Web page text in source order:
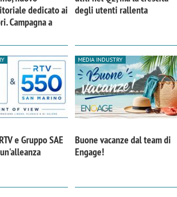
dedicato ai
Campagna a
degli utenti rallenta
e Gruppo SAE
MEDIA INDUSTRY
Buone vacanze dal team di
Engage!
Emanuele Viora di Deloitte Digital:
«La creatività resta centrale, l’AI deve
amplificare il talento»